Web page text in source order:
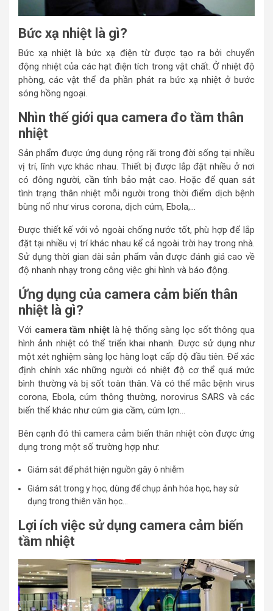
Bức xạ nhiệt là gì?
Bức xạ nhiệt là bức xạ điện từ được tạo ra bởi chuyển
động nhiệt của các hạt điện tích trong vật chất. Ở nhiệt độ
phòng, các vật thể đa phần phát ra bức xạ nhiệt ở bước
sóng hồng ngoại.
Nhìn thế giới qua camera đo tầm thân
nhiệt
Sản phẩm được ứng dụng rộng rãi trong đời sống tại nhiều
vị trí, lĩnh vực khác nhau. Thiết bị được lắp đặt nhiều ở nơi
có đông người, cần tính bảo mật cao. Hoặc để quan sát
tình trạng thân nhiệt mỗi người trong thời điểm dịch bệnh
bùng nổ như virus corona, dịch cúm, Ebola,…
Được thiết kế với vỏ ngoài chống nước tốt, phù hợp để lắp
đặt tại nhiều vị trí khác nhau kể cả ngoài trời hay trong nhà.
Sử dụng thời gian dài sản phẩm vẫn được đánh giá cao về
độ nhanh nhạy trong công việc ghi hình và báo động.
Ứng dụng của camera cảm biến thân
nhiệt là gì?
Với camera tầm nhiệtlà hệ thống sàng lọc sốt thông qua
hình ảnh nhiệt có thể triển khai nhanh. Được sử dụng như
một xét nghiệm sàng lọc hàng loạt cấp độ đầu tiên. Để xác
định chính xác những người có nhiệt độ cơ thể quá mức
bình thường và bị sốt toàn thân. Và có thể mắc bệnh virus
corona, Ebola, cúm thông thường, norovirus SARS và các
biến thể khác như cúm gia cầm, cúm lợn…
Bên cạnh đó thì camera cảm biến thân nhiệt còn được ứng
dụng trong một số trường hợp như:
Giám sát để phát hiện nguồn gây ô nhiễm
Giám sát trong y học, dùng để chụp ảnh hóa học, hay sử
dụng trong thiên văn học…
Lợi ích việc sử dụng camera cảm biến
tầm nhiệt